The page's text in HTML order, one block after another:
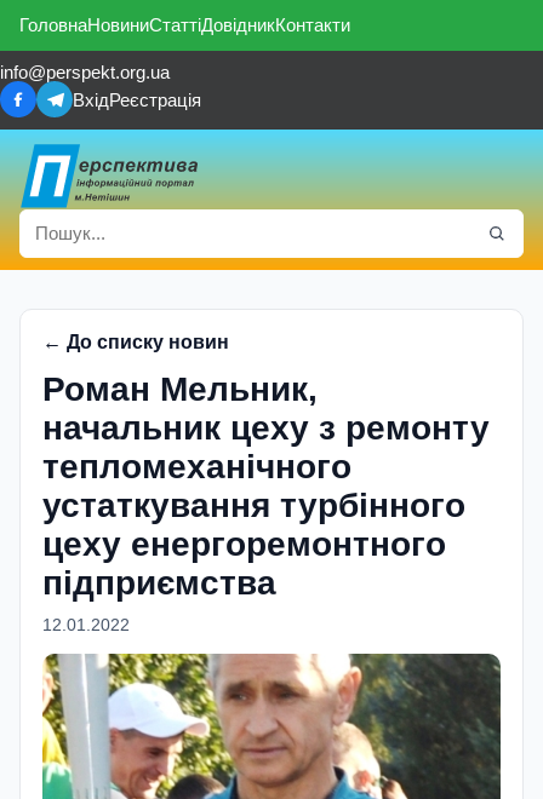
ГоловнаНовиниСтаттіДовідникКонтакти
info@perspekt.org.ua
ВхідРеєстрація
← До списку новин
Роман Мельник,
начальник цеху з ремонту
тепломеханічного
устаткування турбінного
цеху енергоремонтного
підприємства
12.01.2022